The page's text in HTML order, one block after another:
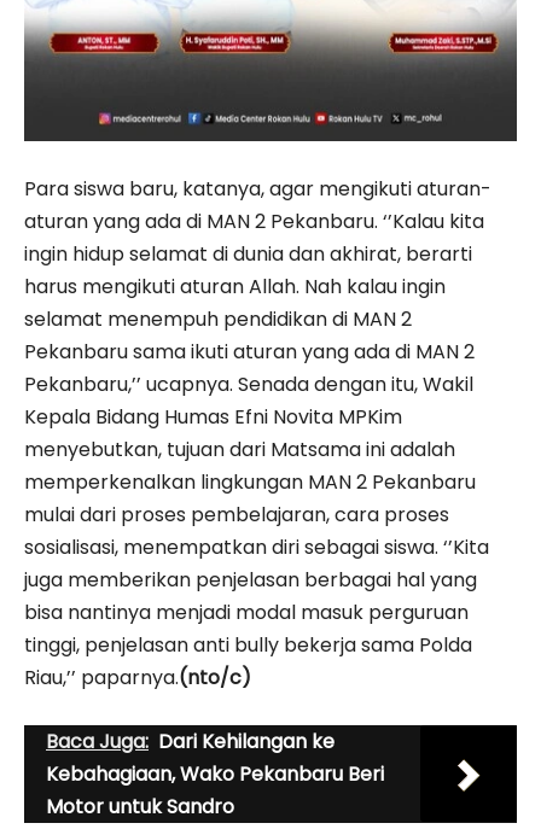
Para siswa baru, katanya, agar mengikuti aturan-
aturan yang ada di MAN 2 Pekanbaru. ‘’Kalau kita
ingin hidup selamat di dunia dan akhirat, berarti
harus mengikuti aturan Allah. Nah kalau ingin
selamat menempuh pendidikan di MAN 2
Pekanbaru sama ikuti aturan yang ada di MAN 2
Pekanbaru,’’ ucapnya. Senada dengan itu, Wakil
Kepala Bidang Humas Efni Novita MPKim
menyebutkan, tujuan dari Matsama ini adalah
memperkenalkan lingkungan MAN 2 Pekanbaru
mulai dari proses pembelajaran, cara proses
sosialisasi, menempatkan diri sebagai siswa. ‘’Kita
juga memberikan penjelasan berbagai hal yang
bisa nantinya menjadi modal masuk perguruan
tinggi, penjelasan anti bully bekerja sama Polda
Riau,’’ paparnya.(nto/c)
Baca Juga: Dari Kehilangan ke
Kebahagiaan, Wako Pekanbaru Beri
Motor untuk Sandro